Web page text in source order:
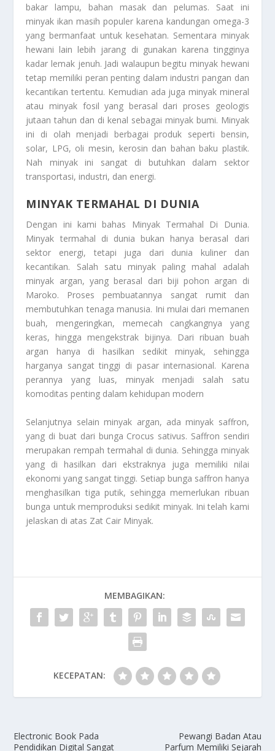
bakar lampu, bahan masak dan pelumas. Saat ini
minyak ikan masih populer karena kandungan omega-3
yang bermanfaat untuk kesehatan. Sementara minyak
hewani lain lebih jarang di gunakan karena tingginya
kadar lemak jenuh. Jadi walaupun begitu minyak hewani
tetap memiliki peran penting dalam industri pangan dan
kecantikan tertentu. Kemudian ada juga minyak mineral
atau minyak fosil yang berasal dari proses geologis
jutaan tahun dan di kenal sebagai minyak bumi. Minyak
ini di olah menjadi berbagai produk seperti bensin,
solar, LPG, oli mesin, kerosin dan bahan baku plastik.
Nah minyak ini sangat di butuhkan dalam sektor
transportasi, industri, dan energi.
MINYAK TERMAHAL DI DUNIA
Dengan ini kami bahas Minyak Termahal Di Dunia.
Minyak termahal di dunia bukan hanya berasal dari
sektor energi, tetapi juga dari dunia kuliner dan
kecantikan. Salah satu minyak paling mahal adalah
minyak argan, yang berasal dari biji pohon argan di
Maroko. Proses pembuatannya sangat rumit dan
membutuhkan tenaga manusia. Ini mulai dari memanen
buah, mengeringkan, memecah cangkangnya yang
keras, hingga mengekstrak bijinya. Dari ribuan buah
argan hanya di hasilkan sedikit minyak, sehingga
harganya sangat tinggi di pasar internasional. Karena
perannya yang luas, minyak menjadi salah satu
komoditas penting dalam kehidupan modern
Selanjutnya selain minyak argan, ada minyak saffron,
yang di buat dari bunga Crocus sativus. Saffron sendiri
merupakan rempah termahal di dunia. Sehingga minyak
yang di hasilkan dari ekstraknya juga memiliki nilai
ekonomi yang sangat tinggi. Setiap bunga saffron hanya
menghasilkan tiga putik, sehingga memerlukan ribuan
bunga untuk memproduksi sedikit minyak. Ini telah kami
jelaskan di atas Zat Cair Minyak.
MEMBAGIKAN:
KECEPATAN:
Electronic Book Pada
Pendidikan Digital Sangat
Pewangi Badan Atau
Parfum Memiliki Sejarah